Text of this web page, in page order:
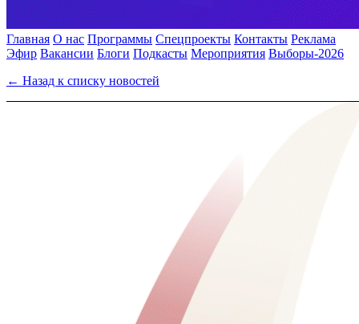
Главная О нас Программы Спецпроекты Контакты Реклама
Эфир Вакансии Блоги Подкасты Мероприятия Выборы-2026
← Назад к списку новостей